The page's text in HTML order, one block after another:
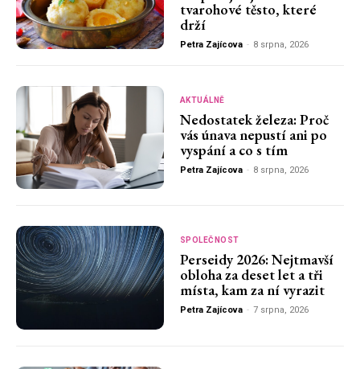
tvarohové těsto, které
drží
Petra Zajícova - 8 srpna, 2026
AKTUÁLNĚ
Nedostatek železa: Proč
vás únava nepustí ani po
vyspání a co s tím
Petra Zajícova - 8 srpna, 2026
SPOLEČNOST
Perseidy 2026: Nejtmavší
obloha za deset let a tři
místa, kam za ní vyrazit
Petra Zajícova - 7 srpna, 2026